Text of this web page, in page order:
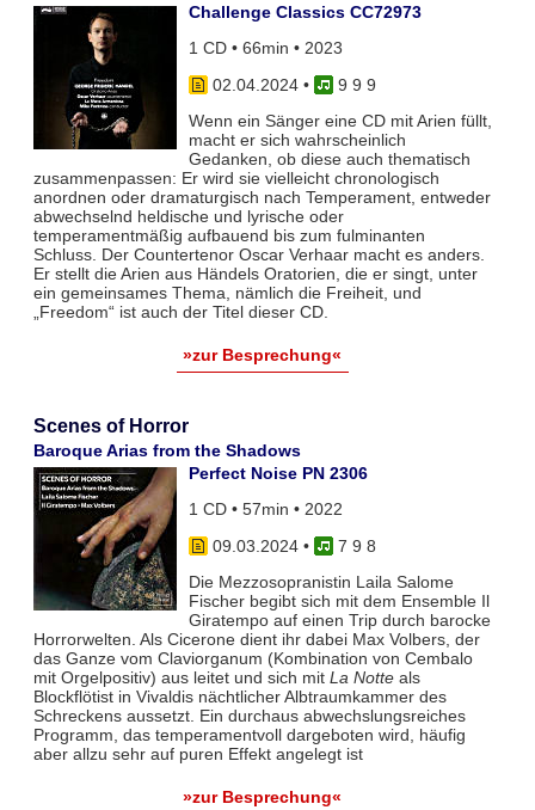
Challenge Classics CC72973
1 CD • 66min • 2023
02.04.2024•
9 9 9
Wenn ein Sänger eine CD mit Arien füllt,
macht er sich wahrscheinlich
Gedanken, ob diese auch thematisch
zusammenpassen: Er wird sie vielleicht chronologisch
anordnen oder dramaturgisch nach Temperament, entweder
abwechselnd heldische und lyrische oder
temperamentmäßig aufbauend bis zum fulminanten
Schluss. Der Countertenor Oscar Verhaar macht es anders.
Er stellt die Arien aus Händels Oratorien, die er singt, unter
ein gemeinsames Thema, nämlich die Freiheit, und
„Freedom“ ist auch der Titel dieser CD.
»zur Besprechung«
Scenes of Horror
Baroque Arias from the Shadows
Perfect Noise PN 2306
1 CD • 57min • 2022
09.03.2024•
7 9 8
Die Mezzosopranistin Laila Salome
Fischer begibt sich mit dem Ensemble Il
Giratempo auf einen Trip durch barocke
Horrorwelten. Als Cicerone dient ihr dabei Max Volbers, der
das Ganze vom Claviorganum (Kombination von Cembalo
mit Orgelpositiv) aus leitet und sich mit La Notteals
Blockflötist in Vivaldis nächtlicher Albtraumkammer des
Schreckens aussetzt. Ein durchaus abwechslungsreiches
Programm, das temperamentvoll dargeboten wird, häufig
aber allzu sehr auf puren Effekt angelegt ist
»zur Besprechung«